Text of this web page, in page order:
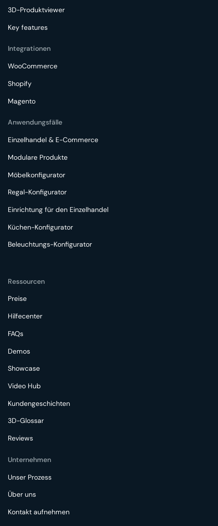
3D-Produktviewer
Key features
Integrationen
WooCommerce
Shopify
Magento
Anwendungsfälle
Einzelhandel & E-Commerce
Modulare Produkte
Möbelkonfigurator
Regal-Konfigurator
Einrichtung für den Einzelhandel
Küchen-Konfigurator
Beleuchtungs-Konfigurator
Ressourcen
Preise
Hilfecenter
FAQs
Demos
Showcase
Video Hub
Kundengeschichten
3D-Glossar
Reviews
Unternehmen
Unser Prozess
Über uns
Kontakt aufnehmen